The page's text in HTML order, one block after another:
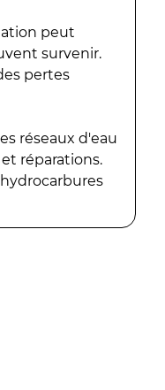
peut
survenir.
pertes
réseaux d'eau
réparations.